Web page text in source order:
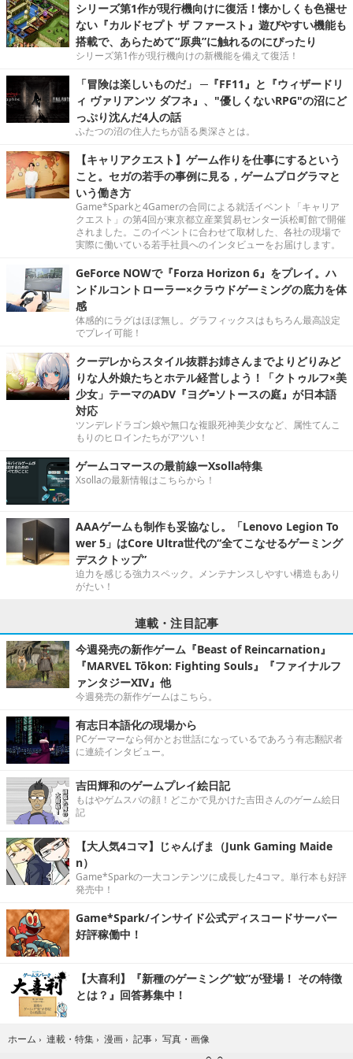
シリーズ第1作が現行機向けに復活！懐かしくも色褪せ
ない『カルドセプト ザ ファースト』遊びやすい機能も
搭載で、あらためて“原典”に触れるのにぴったり
シリーズ第1作が現行機向けの新機能を備えて復活！
「冒険は楽しいものだ」 ─『FF11』と『ウィザードリ
ィ ヴァリアンツ ダフネ』、"優しくないRPG"の沼にど
っぷり沈んだ4人の話
ふたつの沼の住人たちが語る奥深さとは。
【キャリアクエスト】ゲーム作りを仕事にするという
こと。セガの若手の事例に見る，ゲームプログラマと
いう働き方
Game*Sparkと4Gamerの合同による就活イベント「キャリア
クエスト」の第4回が東京都立産業貿易センター浜松町館で開催
されました。このイベントに合わせて取材した、各社の現場で
実際に働いている若手社員へのインタビューをお届けします。
GeForce NOWで『Forza Horizon 6』をプレイ。ハ
ンドルコントローラー×クラウドゲーミングの底力を体
感
体感的にラグはほぼ無し。グラフィックスはもちろん最高設定
でプレイ可能！
クーデレからスタイル抜群お姉さんまでよりどりみど
りな人外娘たちとホテル経営しよう！「クトゥルフ×美
少女」テーマのADV『ヨグ=ソトースの庭』が日本語
対応
ツンデレドラゴン娘や無口な複眼死神美少女など、属性てんこ
もりのヒロインたちがアツい！
ゲームコマースの最前線ーXsolla特集
Xsollaの最新情報はこちらから！
AAAゲームも制作も妥協なし。「Lenovo Legion To
wer 5」はCore Ultra世代の“全てこなせるゲーミング
デスクトップ”
迫力を感じる強力スペック。メンテナンスしやすい構造もあり
がたい！
連載・注目記事
今週発売の新作ゲーム『Beast of Reincarnation』
『MARVEL Tōkon: Fighting Souls』『ファイナルフ
ァンタジーXIV』他
今週発売の新作ゲームはこちら。
有志日本語化の現場から
PCゲーマーなら何かとお世話になっているであろう有志翻訳者
に連続インタビュー。
吉田輝和のゲームプレイ絵日記
もはやゲムスパの顔！どこかで見かけた吉田さんのゲーム絵日
記
【大人気4コマ】じゃんげま（Junk Gaming Maide
n）
Game*Sparkの一大コンテンツに成長した4コマ。単行本も好評
発売中！
Game*Spark/インサイド公式ディスコードサーバー
好評稼働中！
【大喜利】『新種のゲーミング“蚊”が登場！ その特徴
とは？』回答募集中！
ホーム › 連載・特集 › 漫画 › 記事 › 写真・画像